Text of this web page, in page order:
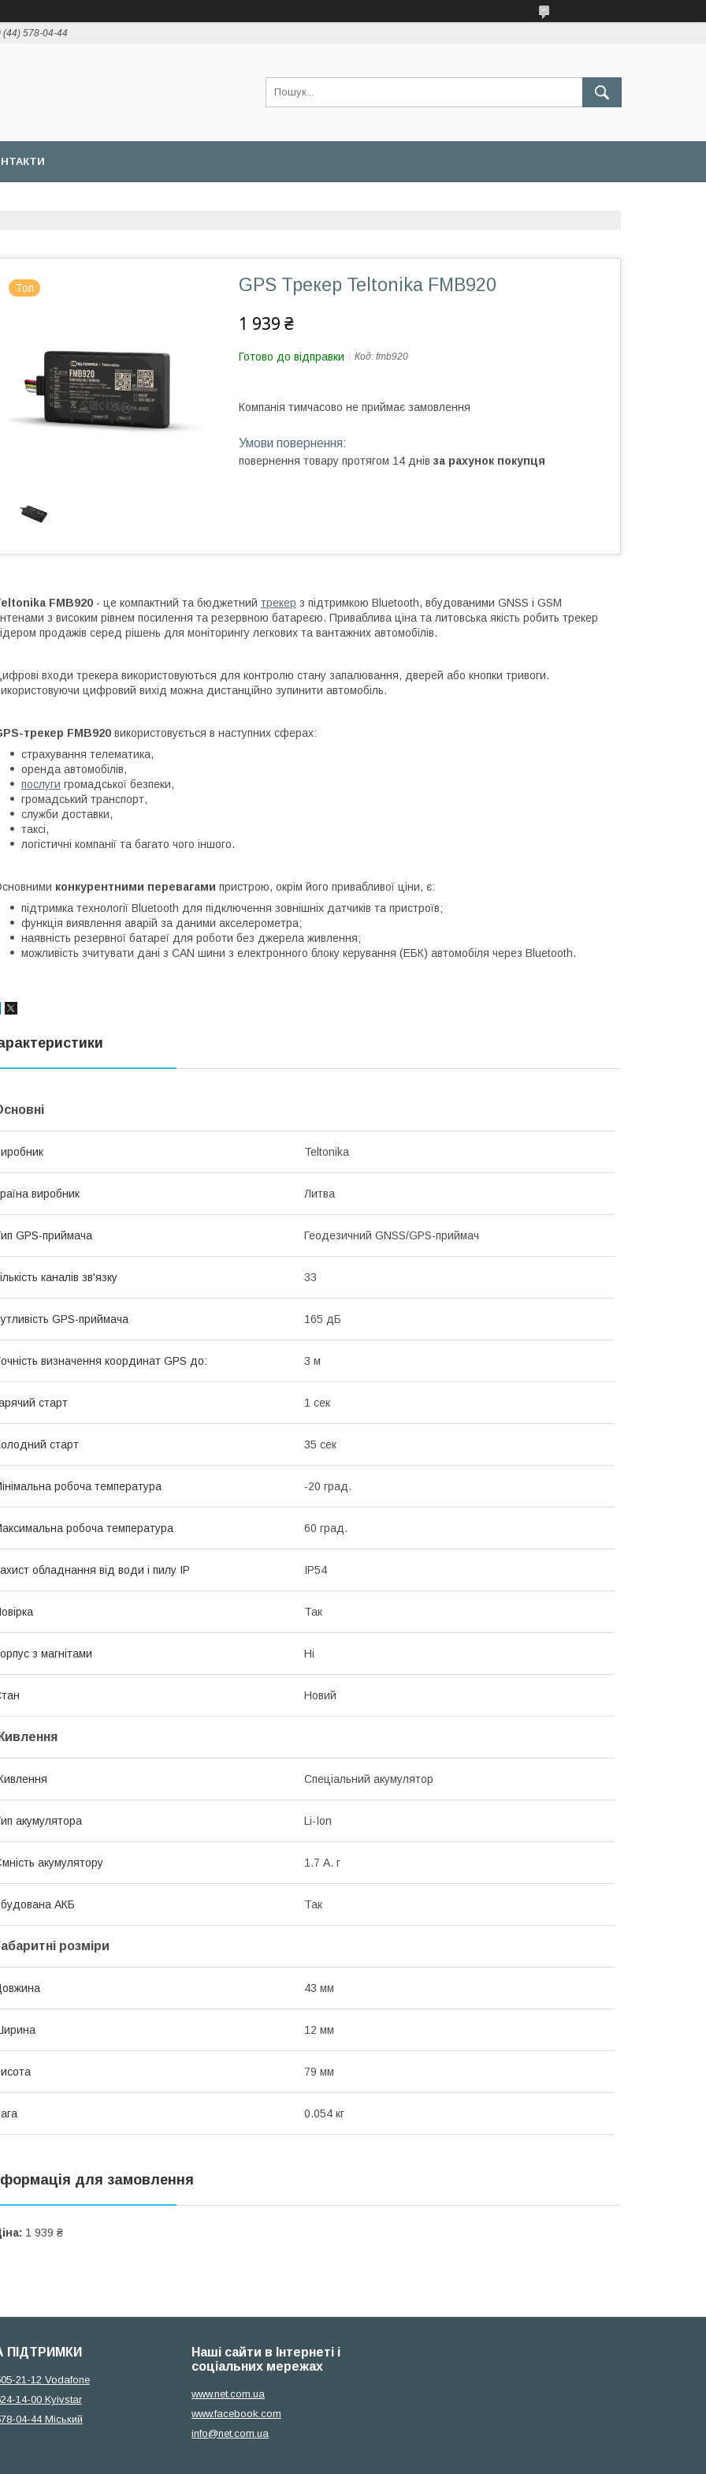
(44) 578-04-44
Топ GPS Трекер Teltonika FMB920
1 939 ₴
Готово до відправки Код: fmb920
Компанія тимчасово не приймає замовлення
повернення товару протягом 14 днів за рахунок покупця
FMB920 - це компактний та бюджетний трекер з підтримкою Bluetooth, вбудованими GNSS і GSM
з високим рівнем посилення та резервною батареєю. Приваблива ціна та литовська якість робить трекер
продажів серед рішень для моніторингу легкових та вантажних автомобілів.
входи трекера використовуються для контролю стану запалювання, дверей або кнопки тривоги.
цифровий вихід можна дистанційно зупинити автомобіль.
трекер FMB920 використовується в наступних сферах:
страхування телематика,
оренда автомобілів,
послуги громадської безпеки,
громадський транспорт,
служби доставки,
таксі,
логістичні компанії та багато чого іншого.
конкурентними перевагами пристрою, окрім його привабливої ціни, є:
підтримка технології Bluetooth для підключення зовнішніх датчиків та пристроїв;
функція виявлення аварій за даними акселерометра;
наявність резервної батареї для роботи без джерела живлення;
можливість зчитувати дані з CAN шини з електронного блоку керування (ЕБК) автомобіля через Bluetooth.
Teltonika
виробник Литва
GPS-приймача Геодезичний GNSS/GPS-приймач
каналів зв'язку 33
GPS-приймача 165 дБ
визначення координат GPS до: 3 м
старт 1 сек
старт 35 сек
робоча температура -20 град.
робоча температура 60 град.
обладнання від води і пилу IP IP54
Так
з магнітами Ні
Новий
Спеціальний акумулятор
акумулятора Li-Ion
акумулятору 1.7 А. г
АКБ Так
розміри
43 мм
12 мм
79 мм
0.054 кг
для замовлення
1 939 ₴
ПІДТРИМКИ
21-12 Vodafone
14-00 Kyivstar
04-44 Міський
Наші сайти в Інтернеті і
соціальних мережах
www.net.com.ua
www.facebook.com
info@net.com.ua